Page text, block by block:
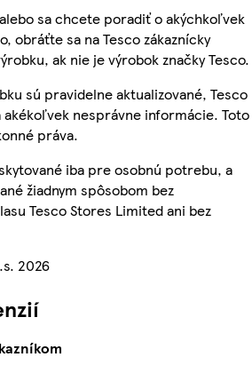
sa chcete poradiť o akýchkoľvek
obráťte sa na Tesco zákaznícky
ak nie je výrobok značky Tesco.
sú pravidelne aktualizované, Tesco
akékoľvek nesprávne informácie. Toto
práva.
iba pre osobnú potrebu, a
žiadnym spôsobom bez
Tesco Stores Limited ani bez
2026